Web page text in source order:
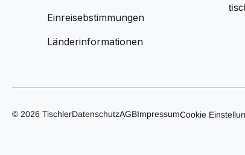
Einreisebstimmungen
Länderinformationen
© 2026 TischlerDatenschutzAGBImpressumCookie